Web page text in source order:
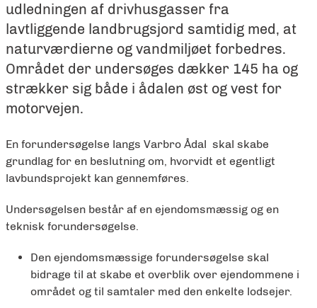
udledningen af drivhusgasser fra
lavtliggende landbrugsjord samtidig med, at
naturværdierne og vandmiljøet forbedres.
Området der undersøges dækker 145 ha og
strækker sig både i ådalen øst og vest for
motorvejen.
En forundersøgelse langs Varbro Ådal skal skabe
grundlag for en beslutning om, hvorvidt et egentligt
lavbundsprojekt kan gennemføres.
Undersøgelsen består af en ejendomsmæssig og en
teknisk forundersøgelse.
Den ejendomsmæssige forundersøgelse skal
bidrage til at skabe et overblik over ejendommene i
området og til samtaler med den enkelte lodsejer.